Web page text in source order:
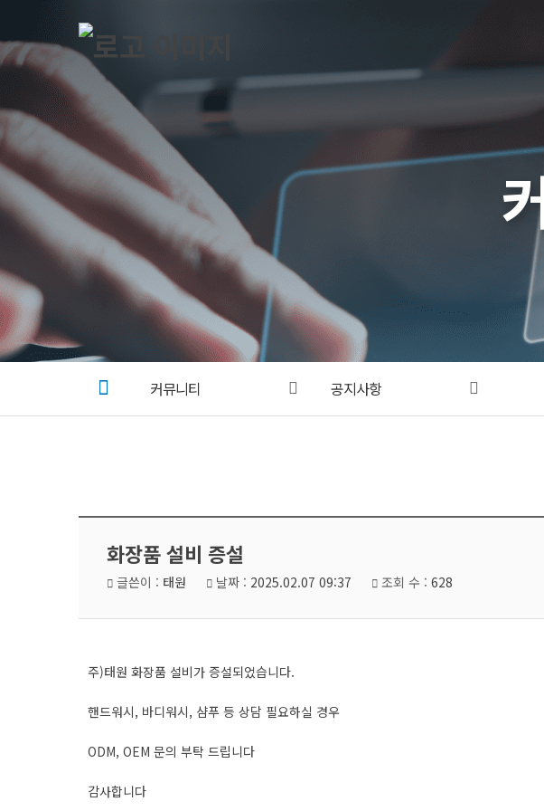
커뮤니티 공지사항
화장품 설비 증설
글쓴이 : 태원 날짜 : 2025.02.07 09:37 조회 수 : 628
주)태원 화장품 설비가 증설되었습니다.
핸드워시, 바디워시, 샴푸 등 상담 필요하실 경우
ODM, OEM 문의 부탁 드립니다
감사합니다